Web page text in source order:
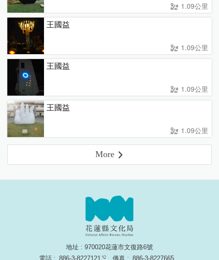
1.09公里
王國益
1.09公里
王國益
1.09公里
王國益
1.09公里
More
地址 : 970020花蓮市文復路6號
電話 : 886-3-8227121 傳真 : 886-3-8227665